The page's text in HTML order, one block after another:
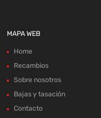
MAPA WEB
Home
Recambios
Sobre nosotros
Bajas y tasación
Contacto